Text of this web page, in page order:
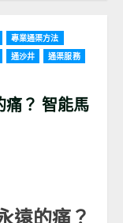
專業通渠方法
通沙井
通渠服務
？ 智能馬
遠的痛？